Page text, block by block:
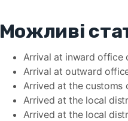
Можливі
Arrival at inward office
Arrival at outward
Arrived at the customs
Arrived at the local
Arrived at the local